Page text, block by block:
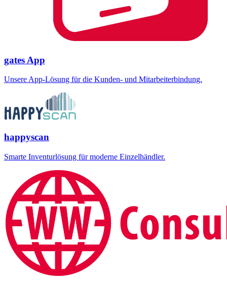
gates App
Unsere App-Lösung für die Kunden- und Mitarbeiterbindung.
happyscan
Smarte Inventurlösung für moderne Einzelhändler.